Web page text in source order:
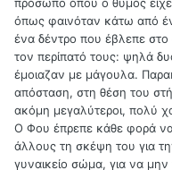
όπως φαινόταν κάτω από
ένα δέντρο που έβλεπε
τον περίπατό τους: ψηλά
έμοιαζαν με μάγουλα.
απόσταση, στη θέση του
ακόμη μεγαλύτεροι, πολύ
Ο Φου έπρεπε κάθε φορά
άλλους τη σκέψη του για
γυναικείο σώμα, για να